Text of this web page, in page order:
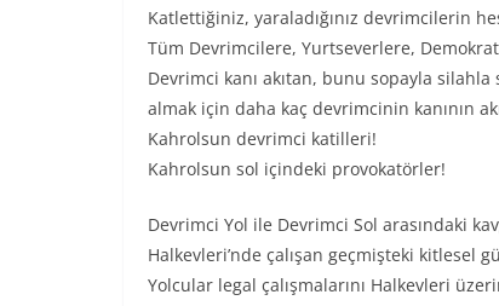
Katlettiğiniz, yaraladığınız devrimcilerin
Tüm Devrimcilere, Yurtseverlere,
Devrimci kanı akıtan, bunu sopayla
almak için daha kaç devrimcinin kanının
Kahrolsun devrimci katilleri!
Kahrolsun sol içindeki provokatörler!
Devrimci Yol ile Devrimci Sol arasındaki
Halkevleri’nde çalışan geçmişteki kitlesel
Yolcular legal çalışmalarını Halkevleri